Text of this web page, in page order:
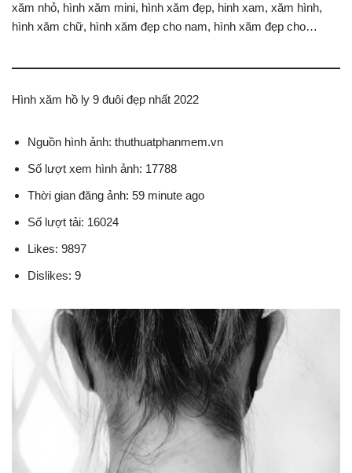
xăm nhỏ, hình xăm mini, hình xăm đẹp, hinh xam, xăm hình,
hình xăm chữ, hình xăm đẹp cho nam, hình xăm đẹp cho…
Hình xăm hồ ly 9 đuôi đẹp nhất 2022
Nguồn hình ảnh: thuthuatphanmem.vn
Số lượt xem hình ảnh: 17788
Thời gian đăng ảnh: 59 minute ago
Số lượt tải: 16024
Likes: 9897
Dislikes: 9